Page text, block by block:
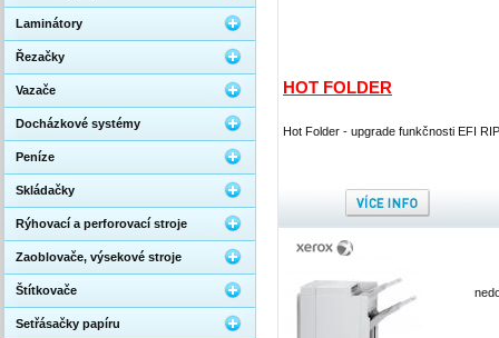
HOT FOLDER
Hot Folder - upgrade funkčnosti EFI
Laminátory
Řezačky
Vazače
Docházkové systémy
Peníze
Skládačky
Rýhovací a perforovací stroje
Zaoblovače, výsekové stroje
Štítkovače
Setřásačky papíru